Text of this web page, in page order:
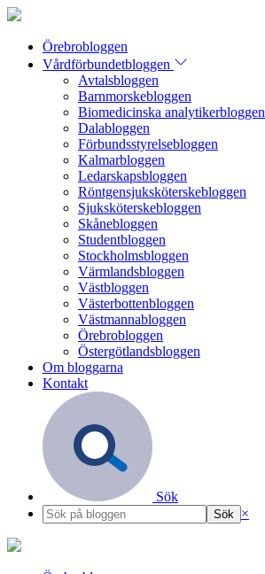
Örebrobloggen
Vårdförbundetbloggen
Avtalsbloggen
Barnmorskebloggen
Biomedicinska analytikerbloggen
Dalabloggen
Förbundsstyrelsebloggen
Kalmarbloggen
Ledarskapsbloggen
Röntgensjuksköterskebloggen
Sjuksköterskebloggen
Skånebloggen
Studentbloggen
Stockholmsbloggen
Värmlandsbloggen
Västbloggen
Västerbottenbloggen
Västmannabloggen
Örebrobloggen
Östergötlandsbloggen
Om bloggarna
Kontakt
Sök
×